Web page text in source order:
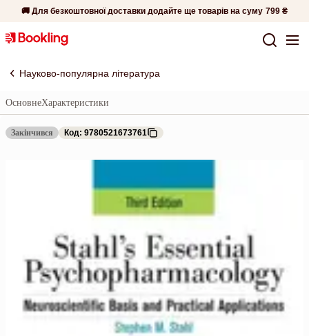
🚚 Для безкоштовної доставки додайте ще товарів на суму 799 ₴
Науково-популярна література
ОсновнеХарактеристики
Закінчився Код: 9780521673761